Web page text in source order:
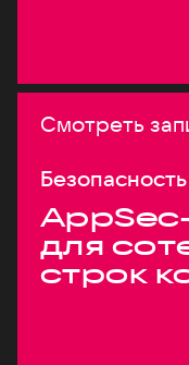
Смотреть
Безопасность
для
строк